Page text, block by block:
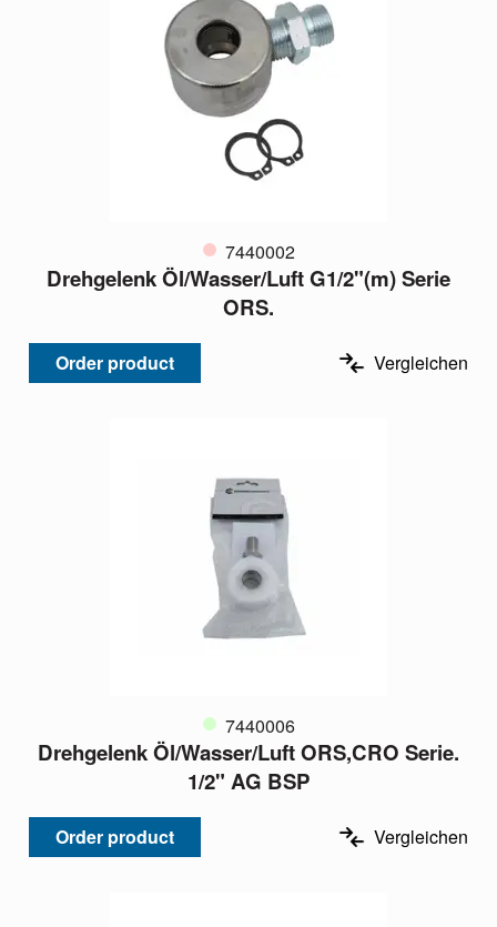
7440002
Drehgelenk Öl/Wasser/Luft G1/2"(m) Serie
ORS.
Order product Vergleichen
7440006
Drehgelenk Öl/Wasser/Luft ORS,CRO Serie.
1/2" AG BSP
Order product Vergleichen